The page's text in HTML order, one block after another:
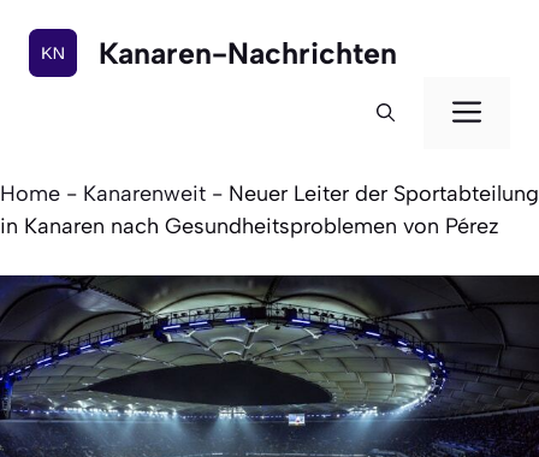
Inhalt
springen
Kanaren-Nachrichten
Home - Kanarenweit - Neuer Leiter der Sportabteilung
in Kanaren nach Gesundheitsproblemen von Pérez